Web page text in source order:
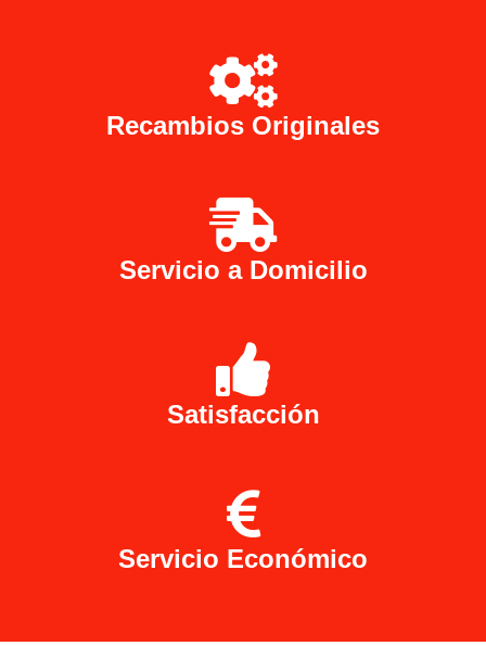
Recambios Originales
Servicio a Domicilio
Satisfacción
Servicio Económico